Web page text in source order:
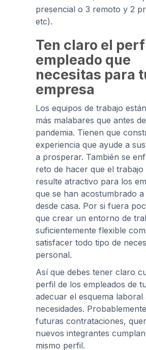
presencial o 3 remoto y 2
etc).
Ten claro el
empleado que
necesitas para
empresa
Los equipos de trabajo
más malabares que antes
pandemia. Tienen que
experiencia que ayude a
a prosperar. También se
reto de hacer que el trabajo
resulte atractivo para los
que se han acostumbrado
desde casa. Por si fuera
que crear un entorno de
suficientemente flexible
satisfacer todo tipo de
personal.
Así que debes tener claro
perfil de los empleados de
adecuar el esquema laboral
necesidades.
futuras contrataciones,
nuevos integrantes
mismo perfil.